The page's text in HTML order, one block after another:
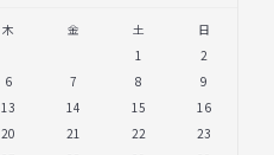
木 金 土
日
1
2
6 7 8
9
13 14 15
16
20 21 22
23